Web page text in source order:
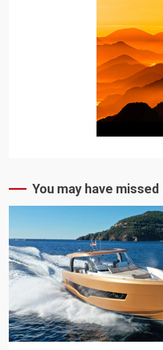
You may have missed